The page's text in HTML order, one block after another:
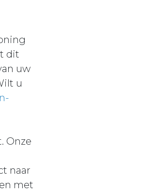
dit
uw
u
Onze
naar
met